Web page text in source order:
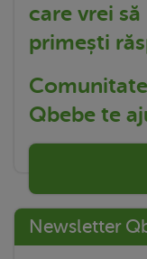
care vrei să
primești
Qbebe te
Newsletter